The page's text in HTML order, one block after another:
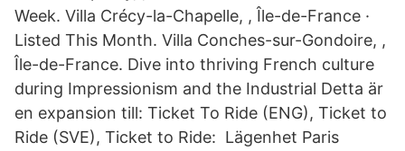
Week. Villa Crécy-la-Chapelle, , Île-​de-France ·
Listed This Month. Villa Conches-sur-Gondoire, ,
Île-de-France. Dive into thriving French culture
during Impressionism and the Industrial Detta är
en expansion till: Ticket To Ride (ENG), Ticket to
Ride (SVE), Ticket to Ride: Lägenhet Paris